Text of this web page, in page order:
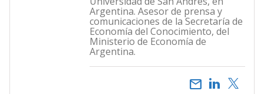
Argentina. Asesor de prensa y
comunicaciones de la Secretaría de
Economía del Conocimiento, del
Ministerio de Economía de
Argentina.
email